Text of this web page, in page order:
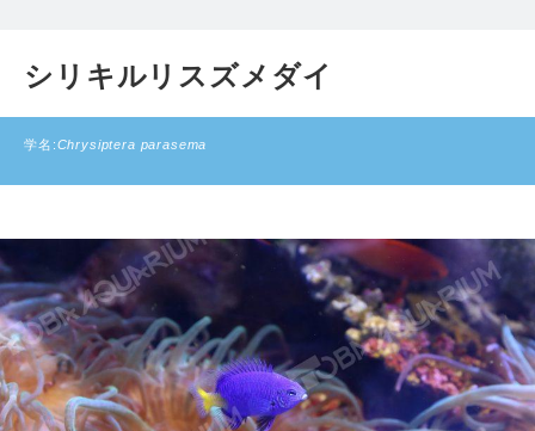
シリキルリスズメダイ
学名:Chrysiptera parasema